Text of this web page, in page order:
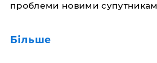
проблеми новими
Більше